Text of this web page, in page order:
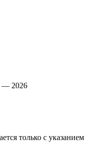
— 2026
только с указанием